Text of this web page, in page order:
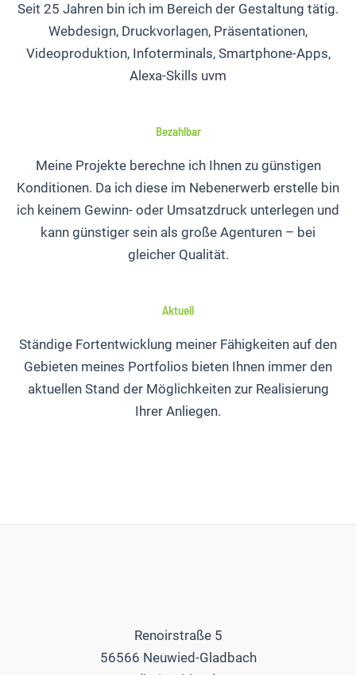
Seit 25 Jahren bin ich im Bereich der Gestaltung tätig.
Webdesign, Druckvorlagen, Präsentationen,
Videoproduktion, Infoterminals, Smartphone-Apps,
Alexa-Skills uvm
Bezahlbar
Meine Projekte berechne ich Ihnen zu günstigen
Konditionen. Da ich diese im Nebenerwerb erstelle bin
ich keinem Gewinn- oder Umsatzdruck unterlegen und
kann günstiger sein als große Agenturen – bei
gleicher Qualität.
Aktuell
Ständige Fortentwicklung meiner Fähigkeiten auf den
Gebieten meines Portfolios bieten Ihnen immer den
aktuellen Stand der Möglichkeiten zur Realisierung
Ihrer Anliegen.
Renoirstraße 5
56566 Neuwied-Gladbach